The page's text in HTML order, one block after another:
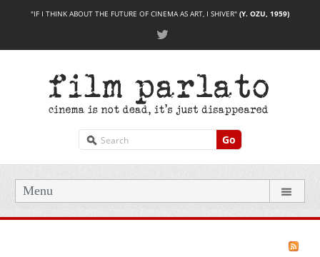
"IF I THINK ABOUT THE FUTURE OF CINEMA AS ART, I SHIVER" (Y. OZU, 1959)
Go
Menu